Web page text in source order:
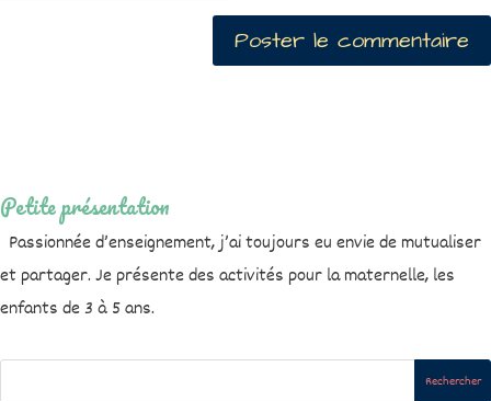
Petite présentation
Passionnée d’enseignement, j’ai toujours eu envie de mutualiser
et partager. Je présente des activités pour la maternelle, les
enfants de 3 à 5 ans.